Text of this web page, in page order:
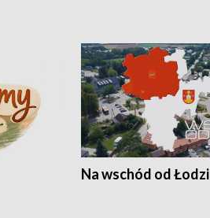
Na wschód od Łodzi